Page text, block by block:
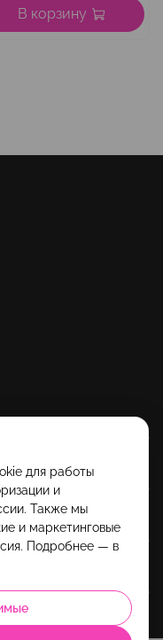
В корзину
для работы
и
Также мы
и маркетинговые
Подробнее — в